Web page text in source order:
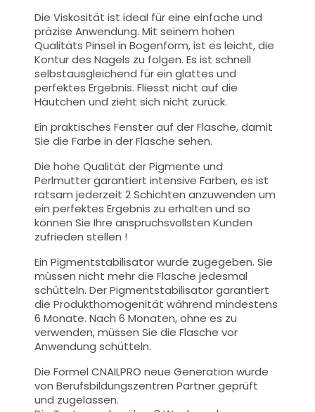
Die Viskosität ist ideal für eine einfache und
präzise Anwendung.Mit seinem hohen
QualitätsPinsel in Bogenform, ist es leicht, die
Kontur des Nagels zu folgen. Es ist schnell
selbstausgleichend für ein glattes und
perfektes Ergebnis. Fliesst nicht auf die
Häutchen und zieht sich nicht zurück.
Ein praktisches Fenster auf der Flasche, damit
Sie die Farbe in der Flasche sehen.
Die hohe Qualität derPigmente und
Perlmutter garantiert intensive Farben, es ist
ratsam jederzeit 2 Schichten anzuwenden um
ein perfektes Ergebnis zu erhalten und so
können Sie Ihre anspruchsvollsten Kunden
zufrieden stellen !
Ein Pigmentstabilisator wurde zugegeben. Sie
müssen nicht mehr die Flasche jedesmal
schütteln. Der Pigmentstabilisator garantiert
die Produkthomogenität während mindestens
6 Monate. Nach 6 Monaten, ohne es zu
verwenden, müssen Sie die Flasche vor
Anwendung schütteln.
Die Formel CNAILPRO neue Generation wurde
von Berufsbildungszentren Partner geprüft
und zugelassen.